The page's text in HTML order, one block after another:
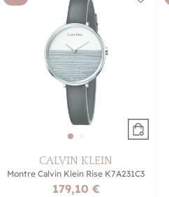
CALVIN KLEIN
Montre Calvin Klein Rise K7A231C3
179,10 €